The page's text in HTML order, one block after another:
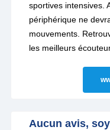
sportives intensives.
périphérique ne
mouvements.
les meilleurs
Aucun avis,